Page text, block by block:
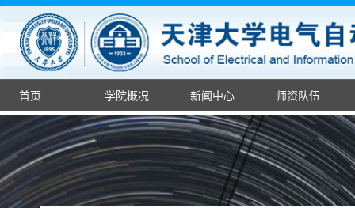
首页 学院概况 新闻中心 师资队伍